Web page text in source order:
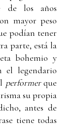
de los años
mayor peso
podían tener
parte, está la
bohemio y
el legendario
performerque
su propia
antes de
tiene todas